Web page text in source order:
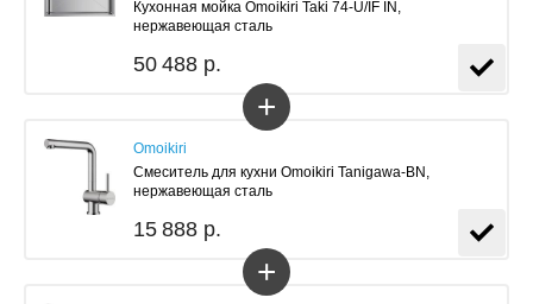
Кухонная мойка Omoikiri Taki 74-U/IF IN,
нержавеющая сталь
50 488 р.
+
Omoikiri
Смеситель для кухни Omoikiri Tanigawa-BN,
нержавеющая сталь
15 888 р.
+